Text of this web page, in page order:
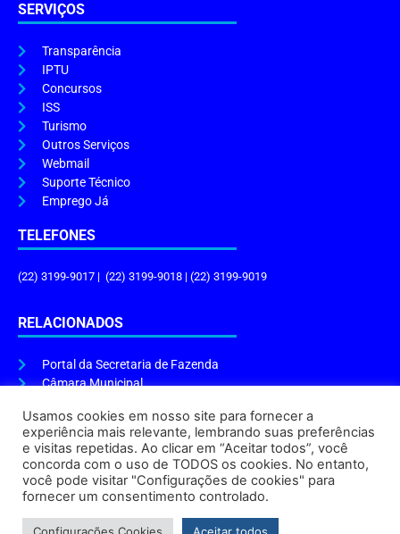
SERVIÇOS
Transparência
IPTU
Concursos
ISS
Turismo
Outros Serviços
Webmail
Suporte Técnico
Emprego Já
TELEFONES
(22) 3199-9017 | (22) 3199-9018 | (22) 3199-9019
RELACIONADOS
Portal da Secretaria de Fazenda
Câmara Municipal
ENDEREÇO E HORÁRIO
Endereço:Praça Tiradentes, s/n – Centro, Cabo Frio – RJ, 28906-290
Atendimento do Protocolo Geral da Prefeitura:9h às 16h
Horário de Funcionamento:8h às 17h
Usamos cookies em nosso site para fornecer a
experiência mais relevante, lembrando suas preferências
e visitas repetidas. Ao clicar em “Aceitar todos”, você
concorda com o uso de TODOS os cookies. No entanto,
você pode visitar "Configurações de cookies" para
fornecer um consentimento controlado.